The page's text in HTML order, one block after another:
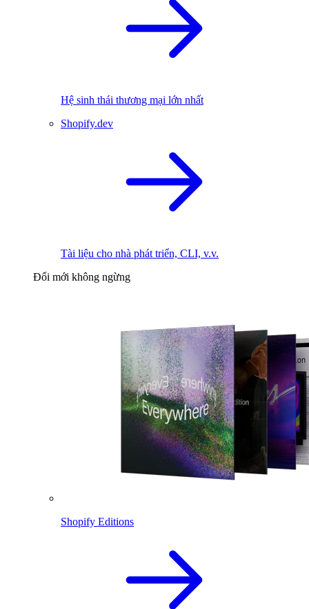
Hệ sinh thái thương mại lớn nhất
Shopify.dev
Tài liệu cho nhà phát triển, CLI, v.v.
Đổi mới không ngừng
Shopify Editions